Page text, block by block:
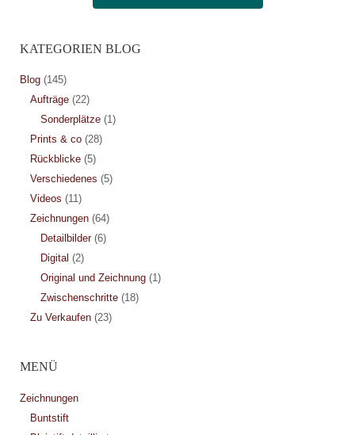
KATEGORIEN BLOG
Blog(145)
Aufträge(22)
Sonderplätze(1)
Prints & co(28)
Rückblicke(5)
Verschiedenes (5)
Videos (11)
Zeichnungen(64)
Detailbilder(6)
Digital (2)
Original und Zeichnung(1)
Zwischenschritte(18)
Zu Verkaufen(23)
MENÜ
Zeichnungen
Buntstift